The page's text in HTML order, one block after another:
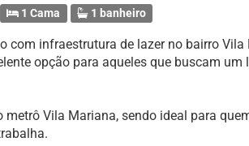
1 Cama 1 banheiro
com infraestrutura de lazer no bairro Vila
opção para aqueles que buscam
metrô Vila Mariana, sendo ideal para